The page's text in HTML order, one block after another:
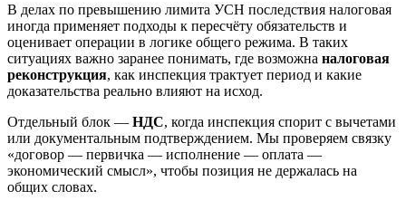
В делах по превышению лимита УСН последствия налоговая
иногда применяет подходы к пересчёту обязательств и
оценивает операции в логике общего режима. В таких
ситуациях важно заранее понимать, где возможна налоговая
реконструкция, как инспекция трактует период и какие
доказательства реально влияют на исход.
Отдельный блок — НДС, когда инспекция спорит с вычетами
или документальным подтверждением. Мы проверяем связку
«договор — первичка — исполнение — оплата —
экономический смысл», чтобы позиция не держалась на
общих словах.